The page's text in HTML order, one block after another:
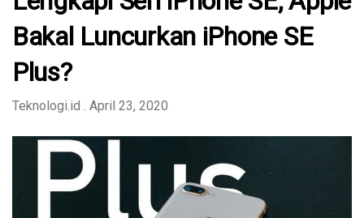
Bakal Luncurkan iPhone SE
Plus?
Teknologi.id . April 23, 2020